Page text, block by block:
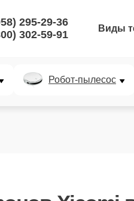
295-29-36
302-59-91
Виды
Робот-пылесос